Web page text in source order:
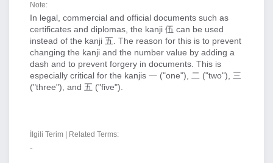
Note:
In legal, commercial and official documents such as
certificates and diplomas, the kanji 伍 can be used
instead of the kanji 五. The reason for this is to prevent
changing the kanji and the number value by adding a
dash and to prevent forgery in documents. This is
especially critical for the kanjis 一 ("one"), 二 ("two"), 三
("three"), and 五 ("five").
İlgili Terim | Related Terms:
-